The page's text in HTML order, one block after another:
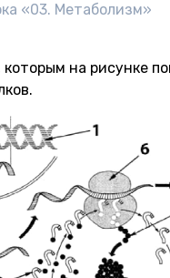
«03. Метаболизм»
на рисунке